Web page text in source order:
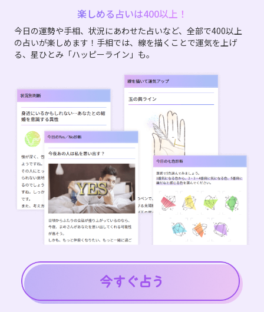
楽しめる占いは400以上！
今日の運勢や手相、状況にあわせた占いなど、全部で400以上
の占いが楽しめます！手相では、線を描くことで運気を上げ
る、星ひとみ「ハッピーライン」も。